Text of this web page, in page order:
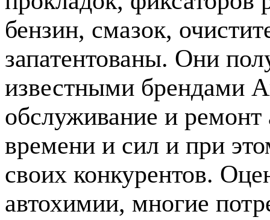
бензин, смазок,
запатентованы. Они
известными брендами
обслуживание и ремонт
времени и сил и при
своих конкурентов.
автохимии, многие